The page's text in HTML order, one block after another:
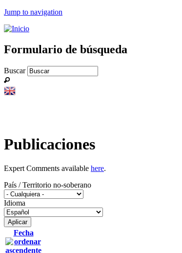
Jump to navigation
Formulario de búsqueda
Buscar
Publicaciones
Expert Comments available here.
País / Territorio no-soberano
Idioma
Fecha